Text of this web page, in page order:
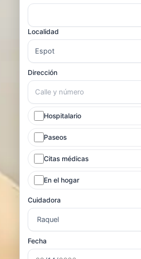
Localidad
Dirección
Hospitalario
Paseos
Citas médicas
En el hogar
Cuidadora
Fecha